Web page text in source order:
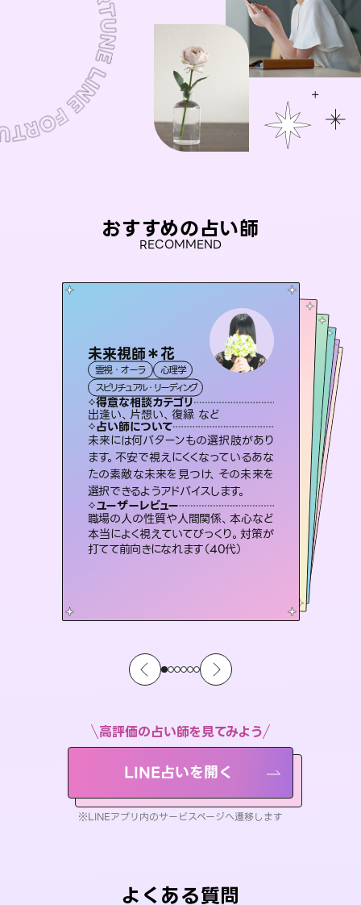
おすすめの占い師
RECOMMEND
未来視師＊花
霊視・オーラ
心理学
スピリチュアル・リーディング
得意な相談カテゴリ
出逢い、片想い、復縁 など
占い師について
未来には何パターンもの選択肢があり
ます。不安で視えにくくなっているあな
たの素敵な未来を見つけ、その未来を
選択できるようアドバイスします。
ユーザーレビュー
職場の人の性質や人間関係、本心など
本当によく視えていてびっくり。対策が
打てて前向きになれます（40代）
桃源珠羽（とうげんみう）
霊視・オーラ タロット
スピリチュアル・リーディング
得意な相談カテゴリ
片想い、あの人の気持ち、復縁 など
占い師について
恋愛のお悩みの中でも特に「曖昧な関
係」の相談を得意としており、友達以上
恋人未満なお相手との今後や本音を丁
寧に読み解き恋愛成就へと導きます。
ユーザーレビュー
鑑定していただいてアドバイス通りに行
動すると仲が復活してきました。ありが
とうございました（40代 女性）
セラピスト理恵
霊視・オーラ
スピリチュアル・リーディング
得意な相談カテゴリ
片想い、二人の未来、年の差 など
占い師について
連絡再開、復縁、成就などの報告実績
多数。セラピストとして2万超の施術経
験があるからこそできる鑑定で、より良
い未来をサポートします。
ユーザーレビュー
とても心温まる鑑定でした。しかもこち
らは何も言っていないのに視えていらっ
しゃるんだなと驚きです（30代女性）
彗望（すいぼう
霊視・オーラ
スピリチュアル・リーディング
得意な相談カテゴリ
片想い、あの人の気持ち、復縁 など
占い師について
3,700年以上の歴史を持つ東洋最古の占術「易占」で詳細まで占い、幸せへ向かう道筋を示します。厳しい結果にも具体的な対策をお伝えします。
ユーザーレビュー
複雑な背景もしっかり聞いて鑑定して
いただけました。気持ちが楽になりまし
た（50代 女性）
アイリス -iris-
西洋占星術
ルーン
得意な相談カテゴリ
恋愛総合、片想い、二人の未来 など
占い師について
復縁、恋愛、不倫の行方、同性愛や片
思い、仕事関係や借金問題まで知りた
いことや心の負担になっていることを
紐解き、背中をそっと押して導きます。
ユーザーレビュー
安心感のあり、言い切ってくれる所や濁
さない鑑定のおかげで、毎回自分の気
持ちを整えられます（30代 男性）
おう 霊感オラクル
霊視・オーラ
オラクルカード
得意な相談カテゴリ
恋愛総合、あの人の気持ち など
占い師について
霊視×オラクルカードを使って「今」と
「未来」そして「気になるあの人の気持
ち」まで丁寧に読み解き、恋や人生のヒ
ントを優しく引き出します。
ユーザーレビュー
不安な気持ちが嘘みたいに晴れまし
た…！よく視えていらっしゃるんだなと
感じました（40代 女性）
高評価の占い師を見てみよう
LINE占いを開く
※LINEアプリ内のサービスページへ遷移します
よくある質問